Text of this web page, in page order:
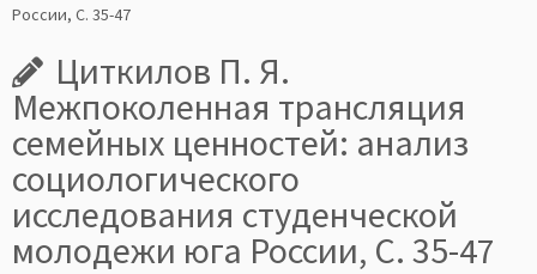
России, С. 35-47
Циткилов П. Я.
Межпоколенная трансляция
семейных ценностей: анализ
социологического
исследования студенческой
молодежи юга России, С. 35-47